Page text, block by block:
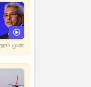
முன்